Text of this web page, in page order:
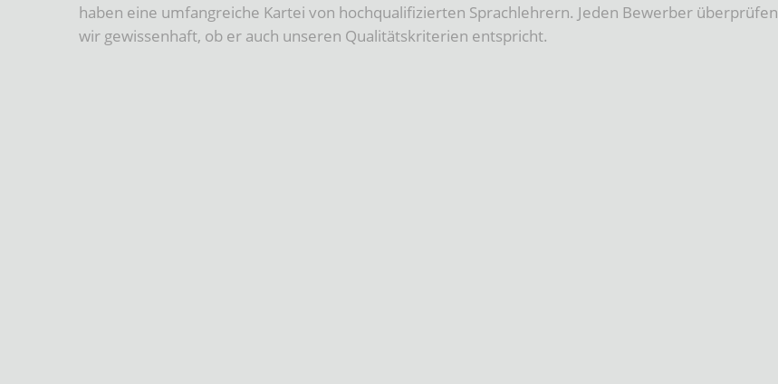
haben eine umfangreiche Kartei von hochqualifizierten Sprachlehrern. Jeden Bewerber überprüfen
wir gewissenhaft, ob er auch unseren Qualitätskriterien entspricht.